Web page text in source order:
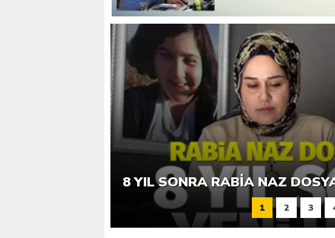
Giresunlu sürücü Orhangazi’de
GIRESUN’DA GEÇEN YIL
HAYATINI KAYBETTI
8 YIL SONRA RABIA NAZ
1 2 3